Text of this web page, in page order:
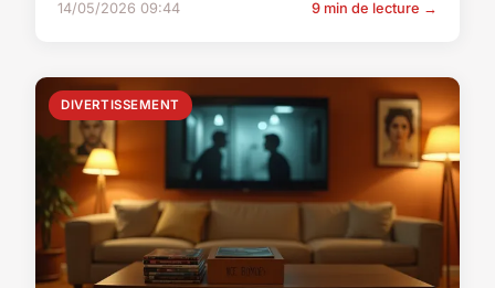
14/05/2026 09:44 9 min de lecture →
DIVERTISSEMENT